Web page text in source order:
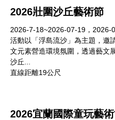
2026壯圍沙丘藝術節
2026-7-18~2026-07-19，2026-
活動以「浮島流沙」為主題，邀
文元素營造環境氛圍，透過藝文
沙丘...
直線距離19公尺
2026宜蘭國際童玩藝